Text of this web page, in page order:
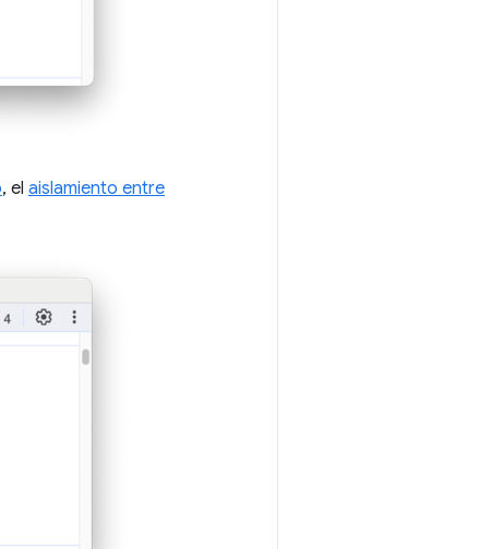
, el aislamiento entre